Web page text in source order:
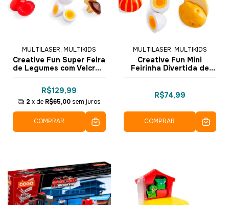
MULTILASER, MULTIKIDS
Creative Fun Super Feira
de Legumes com Velcro -
R$129,99
2 x de R$65,00 sem juros
COMPRAR
MULTILASER, MULTIKIDS
Creative Fun Mini
Feirinha Divertida de
R$74,99
COMPRAR